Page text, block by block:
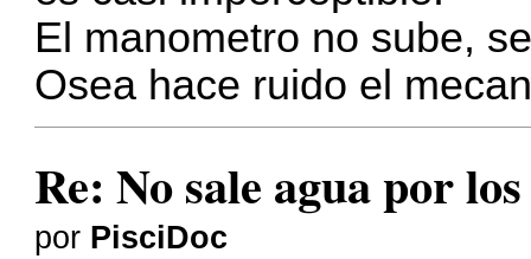
El manometro no sube,
Osea hace ruido el
Re: No sale agua por
por PisciDoc